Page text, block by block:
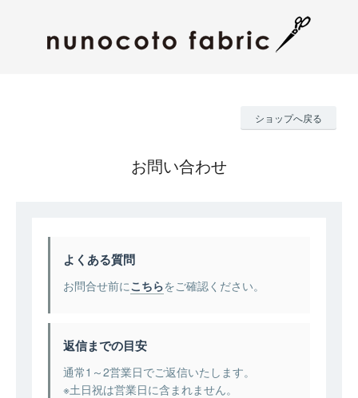
ショップへ戻る
お問い合わせ
よくある質問
お問合せ前にこちらをご確認ください。
返信までの目安
通常1～2営業日でご返信いたします。
※土日祝は営業日に含まれません。